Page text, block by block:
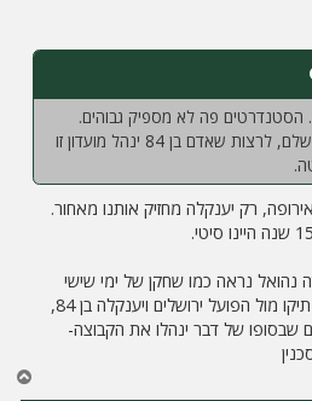
פה לא מספיק גבוהים.
חוץ מזה גם אם היה בעלים מושלם, לרצות שאדם בן 84 ינהל מועדון זו
רק יענקלה מחזיק אותנו מאחור.
נהואל נראה כמו שחקן של ימי שישי
בשכונה. אין מומחה לפציעות אז תיקו מול הפועל ירושלים ויענקלה בן 84,
שבסופו של דבר ינהלו את הקבוצה-